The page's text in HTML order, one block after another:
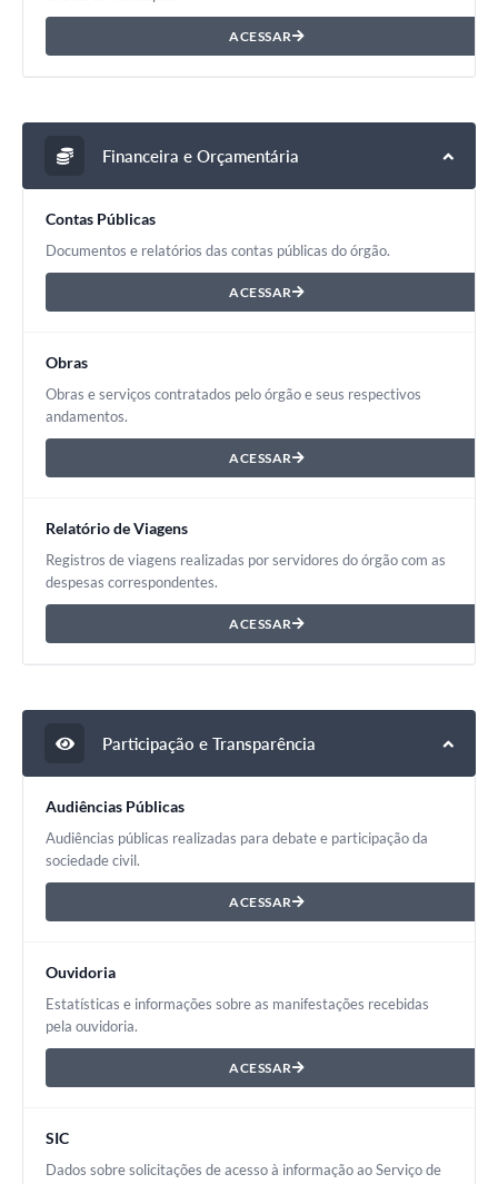
ACESSAR
Financeira e Orçamentária
Contas Públicas
Documentos e relatórios das contas públicas do órgão.
ACESSAR
Obras
Obras e serviços contratados pelo órgão e seus respectivos
andamentos.
ACESSAR
Relatório de Viagens
Registros de viagens realizadas por servidores do órgão com as
despesas correspondentes.
ACESSAR
Participação e Transparência
Audiências Públicas
Audiências públicas realizadas para debate e participação da
sociedade civil.
ACESSAR
Ouvidoria
Estatísticas e informações sobre as manifestações recebidas
pela ouvidoria.
ACESSAR
SIC
Dados sobre solicitações de acesso à informação ao Serviço de